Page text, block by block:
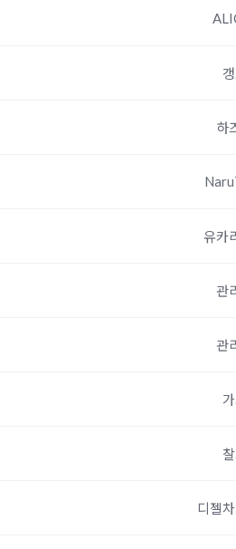
하
유카
관
관
디젤